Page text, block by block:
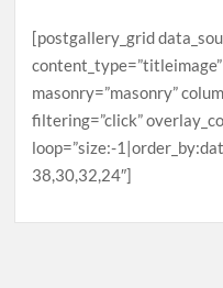
[postgallery_grid
masonry=”masonry”
filtering=”click”
loop=”size:-
38,30,32,24″]